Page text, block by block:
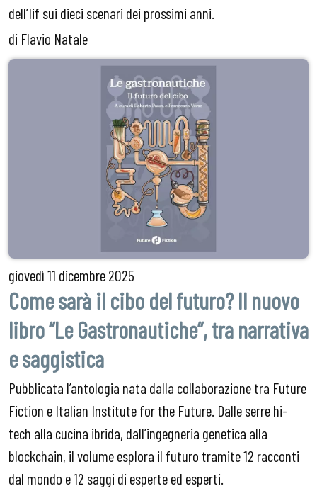
dell’Iif sui dieci scenari dei prossimi anni.
di Flavio Natale
giovedì11 dicembre 2025
Come sarà il cibo del futuro? Il nuovo
libro “Le Gastronautiche”, tra narrativa
e saggistica
Pubblicata l’antologia nata dalla collaborazione tra Future
Fiction e Italian Institute for the Future. Dalle serre hi-
tech alla cucina ibrida, dall’ingegneria genetica alla
blockchain, il volume esplora il futuro tramite 12 racconti
dal mondo e 12 saggi di esperte ed esperti.